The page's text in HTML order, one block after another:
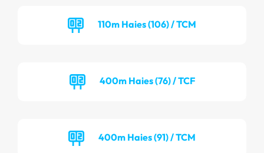
110m Haies (106) / TCM
400m Haies (76) / TCF
400m Haies (91) / TCM